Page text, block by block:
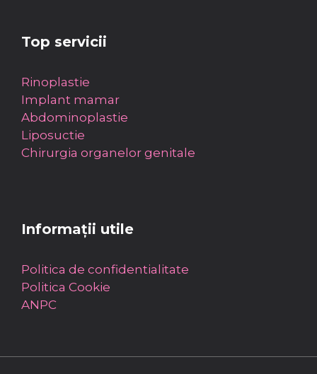
Top servicii
Rinoplastie
Implant mamar
Abdominoplastie
Liposuctie
Chirurgia organelor genitale
Informații utile
Politica de confidentialitate
Politica Cookie
ANPC